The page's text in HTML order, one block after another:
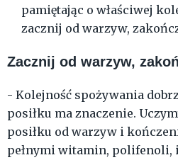
pamiętając o właściwej
zacznij od warzyw,
Zacznij od warzyw,
- Kolejność spożywania
posiłku ma znaczenie.
posiłku od warzyw i
pełnymi witamin, polifenoli,